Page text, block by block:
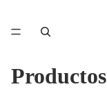
Productos